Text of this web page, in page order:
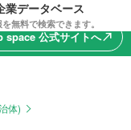
業データベース
無料で検索できます。
space 公式サイトへnorth_east
体)